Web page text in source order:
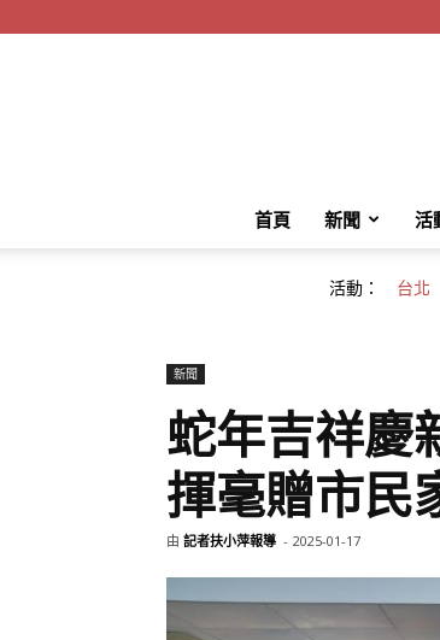
首頁 新聞 活
活動： 台北
新聞
蛇年吉祥
揮毫贈市民
由 記者扶小萍報導 - 2025-01-17